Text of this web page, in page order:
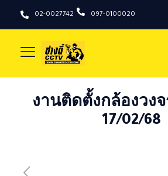
02-0027742 097-0100020
งานติดตั้งกล้องวง
17/02/68